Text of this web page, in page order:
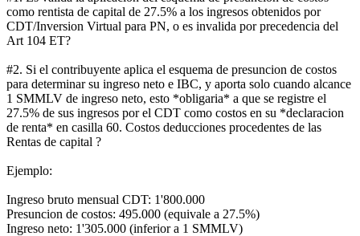
como rentista de capital de 27.5% a los ingresos obtenidos por
CDT/Inversion Virtual para PN, o es invalida por precedencia del
Art 104 ET?
#2. Si el contribuyente aplica el esquema de presuncion de costos
para determinar su ingreso neto e IBC, y aporta solo cuando alcance
1 SMMLV de ingreso neto, esto *obligaria* a que se registre el
27.5% de sus ingresos por el CDT como costos en su *declaracion
de renta* en casilla 60. Costos deducciones procedentes de las
Rentas de capital ?
Ejemplo:
Ingreso bruto mensual CDT: 1'800.000
Presuncion de costos: 495.000 (equivale a 27.5%)
Ingreso neto: 1'305.000 (inferior a 1 SMMLV)